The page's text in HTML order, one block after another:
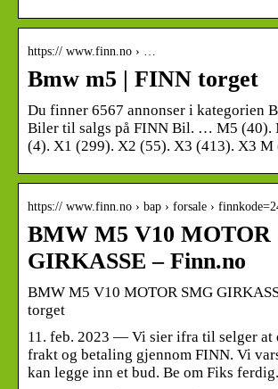
https:// www.finn.no › …
Bmw m5 | FINN torget
Du finner 6567 annonser i kategorien
Biler til salgs på FINN Bil. … M5 (40).
(4). X1 (299). X2 (55). X3 (413). X3 M
https:// www.finn.no › bap › forsale ›
BMW M5 V10 MOTOR
GIRKASSE – Finn.no
BMW M5 V10 MOTOR SMG
torget
11. feb. 2023 — Vi sier ifra til selger at
frakt og betaling gjennom FINN. Vi
kan legge inn et bud. Be om Fiks ferdig.